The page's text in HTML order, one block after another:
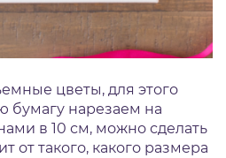
цветы, для этого
бумагу нарезаем на
в 10 см, можно сделать
от такого, какого размера